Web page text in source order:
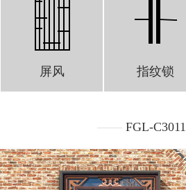
屏风 指纹锁
FGL-C3011